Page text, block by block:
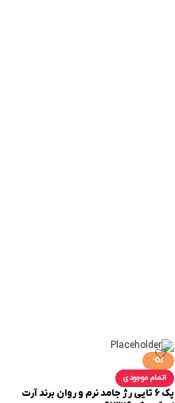
-5%
اتمام موجودی
پک 6 تایی رژ جامد نرم و روان برند آرت